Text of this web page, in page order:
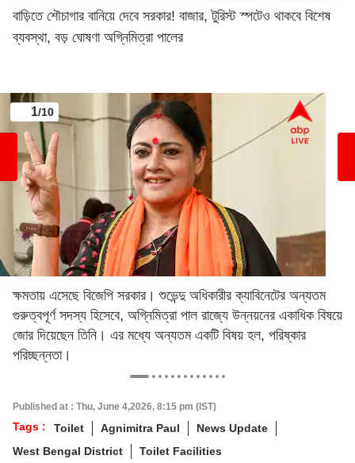
বাড়িতে শৌচাগার বানিয়ে দেবে সরকার! বাজার, টুরিস্ট স্পটেও থাকবে বিশেষ
ব্যবস্থা, বড় ঘোষণা অগ্নিমিত্রা পালের
1/10
ক্ষমতায় এসেছে বিজেপি সরকার। শুভেন্দু অধিকারীর ক্যাবিনেটের অন্যতম
গুরুত্বপূর্ণ সদস্য হিসেবে, অগ্নিমিত্রা পাল রাজ্যে উন্নয়নের একাধিক বিষয়ে
জোর দিয়েছেন তিনি। এর মধ্যে অন্যতম একটি বিষয় হল, পরিষ্কার
পরিচ্ছন্নতা।
Published at : Thu, June 4,2026, 8:15 pm (IST)
Tags : Toilet Agnimitra Paul
News Update
West Bengal District
Toilet Facilities